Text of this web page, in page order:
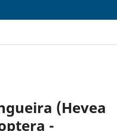
(Hevea
-